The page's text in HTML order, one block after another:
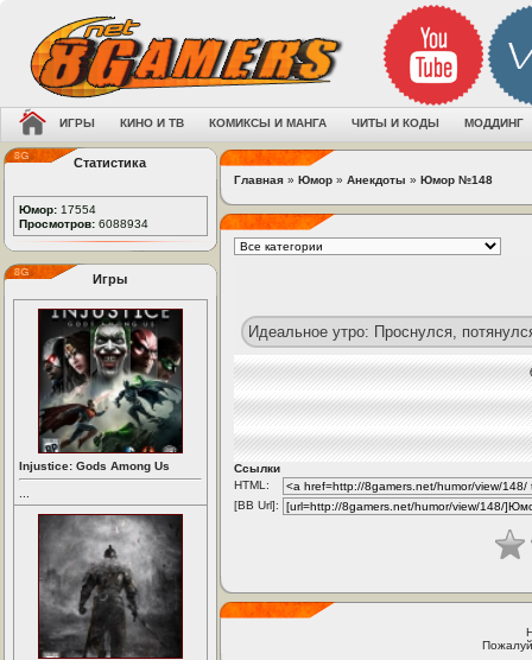
ИГРЫ КИНО И ТВ КОМИКСЫ И МАНГА ЧИТЫ И КОДЫ МОДДИНГ
Статистика
Юмор: 17554
Просмотров: 6088934
Игры
Injustice: Gods Among Us
Главная » Юмор » Анекдоты » Юмор №148
Идеальное утро: Проснулся,
Ссылки
HTML:
[BB Url]: